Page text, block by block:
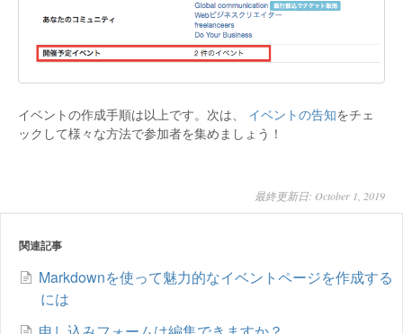
イベントの作成手順は以上です。次は、 イベントの告知をチェ
ックして様々な方法で参加者を集めましょう！
最終更新日: October 1, 2019
関連記事
Markdownを使って魅力的なイベントページを作成する
には